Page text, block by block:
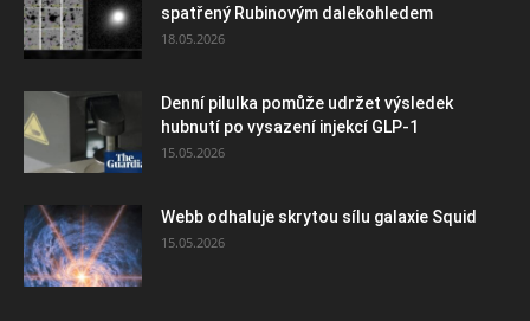
spatřený Rubinovým dalekohledem
18.05.2026
Denní pilulka pomůže udržet výsledek
hubnutí po vysazení injekcí GLP-1
15.05.2026
Webb odhaluje skrytou sílu galaxie Squid
15.05.2026